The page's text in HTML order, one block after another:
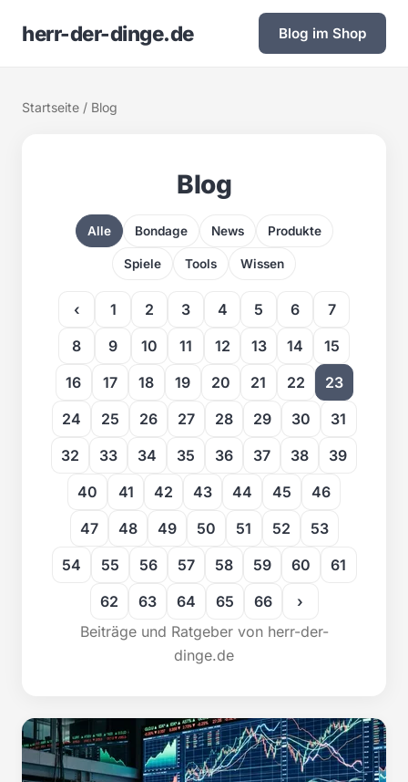
herr-der-dinge.de Blog im Shop
Startseite / Blog
Blog
Alle Bondage News Produkte
Spiele Tools Wissen
‹ 1 2 3 4 5 6
7
8
9 10 11 12 13 14
15
16
17 18 19 20 21 22
23
24
25 26 27 28 29 30
31
32
33 34 35 36 37 38
39
40
41 42 43 44 45
46
47
48 49 50 51 52
53
54
55 56 57 58 59 60
61
62
63 64 65 66
›
Beiträge und Ratgeber von herr-der-
dinge.de